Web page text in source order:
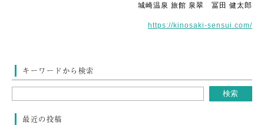
城崎温泉 旅館 泉翠 冨田 健太郎
https://kinosaki-sensui.com/
キーワードから検索
最近の投稿